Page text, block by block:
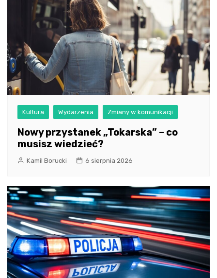
Kultura Wydarzenia Zmiany w komunikacji
Nowy przystanek „Tokarska” – co
musisz wiedzieć?
Kamil Borucki 6 sierpnia 2026